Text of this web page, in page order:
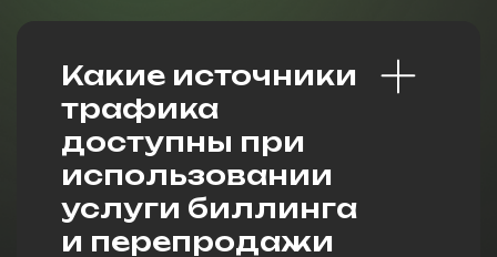
Какие источники
трафика
доступны при
использовании
услуги биллинга
и перепродажи